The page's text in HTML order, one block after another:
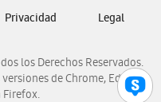
los Derechos Reservados.
de Chrome, Edge,
Privacidad Legal